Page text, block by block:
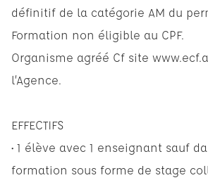
définitif de la catégorie AM du
Formation non éligible au CPF.
Organisme agréé Cf site
l’Agence.
EFFECTIFS
• 1 élève avec 1 enseignant sauf
formation sous forme de stage